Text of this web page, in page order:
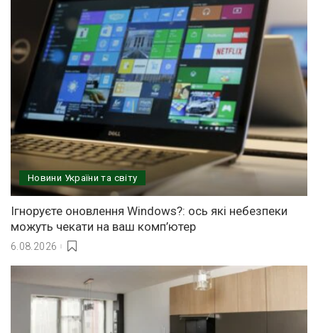
Новини України та світу
Ігноруєте оновлення Windows?: ось які небезпеки
можуть чекати на ваш комп’ютер
6.08.2026